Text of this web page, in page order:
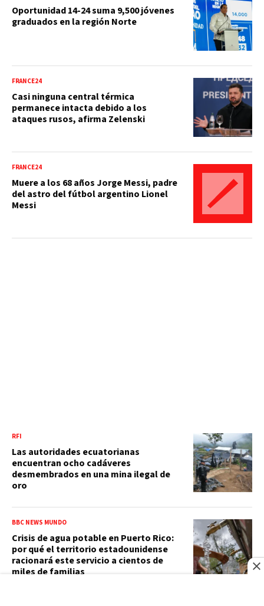
Oportunidad 14-24 suma 9,500 jóvenes
graduados en la región Norte
FRANCE24
Casi ninguna central térmica
permanece intacta debido a los
ataques rusos, afirma Zelenski
FRANCE24
Muere a los 68 años Jorge Messi, padre
del astro del fútbol argentino Lionel
Messi
RFI
Las autoridades ecuatorianas
encuentran ocho cadáveres
desmembrados en una mina ilegal de
oro
BBC NEWS MUNDO
Crisis de agua potable en Puerto Rico:
por qué el territorio estadounidense
racionará este servicio a cientos de
miles de familias